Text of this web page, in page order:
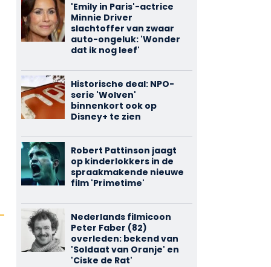
'Emily in Paris'-actrice
Minnie Driver
slachtoffer van zwaar
auto-ongeluk: 'Wonder
dat ik nog leef'
Historische deal: NPO-
serie 'Wolven'
binnenkort ook op
Disney+ te zien
Robert Pattinson jaagt
op kinderlokkers in de
spraakmakende nieuwe
film 'Primetime'
Nederlands filmicoon
Peter Faber (82)
overleden: bekend van
'Soldaat van Oranje' en
'Ciske de Rat'